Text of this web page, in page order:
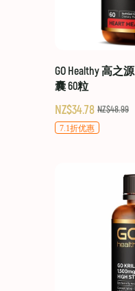
GO Healthy 高之
囊 60粒
NZ$34.78 NZ$48.99
7.1折优惠